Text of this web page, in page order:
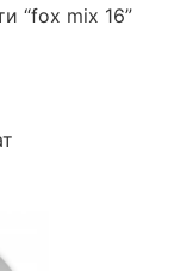
“fox mix 16”